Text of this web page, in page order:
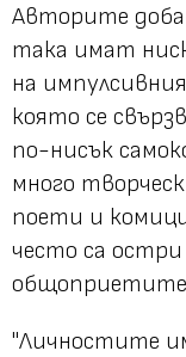
Авторите
така имат
на
която се
по-нисък
много
поети и
често са
общоприетите
"Личностите